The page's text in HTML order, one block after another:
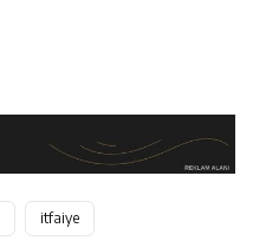
itfaiye